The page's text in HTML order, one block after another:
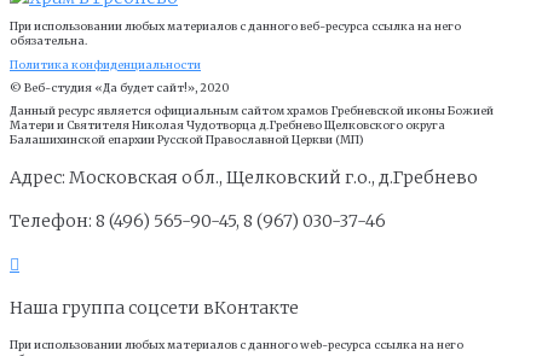
При использовании любых материалов с данного веб-ресурса ссылка на него
обязательна.
Политика конфиденциальности
© Веб-студия «Да будет сайт!», 2020
Данный ресурс является официальным сайтом храмов Гребневской иконы Божией
Матери и Cвятителя Николая Чудотворца д.Гребнево Щелковского округа
Балашихинской епархии Русской Православной Церкви (МП)
Адрес: Московская обл., Щелковский г.о., д.Гребнево
Телефон: 8 (496) 565-90-45, 8 (967) 030-37-46
Наша группа соцсети вКонтакте
При использовании любых материалов с данного web-ресурса ссылка на него